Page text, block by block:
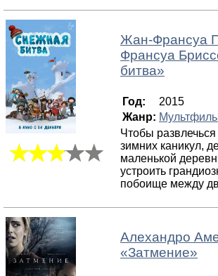
Жан-Франсуа
Франсуа
битва»
Год:
2015
Жанр:
Чтобы
зимних каникул,
маленькой
устроить
побоище между
Алехандро
«Затмение»